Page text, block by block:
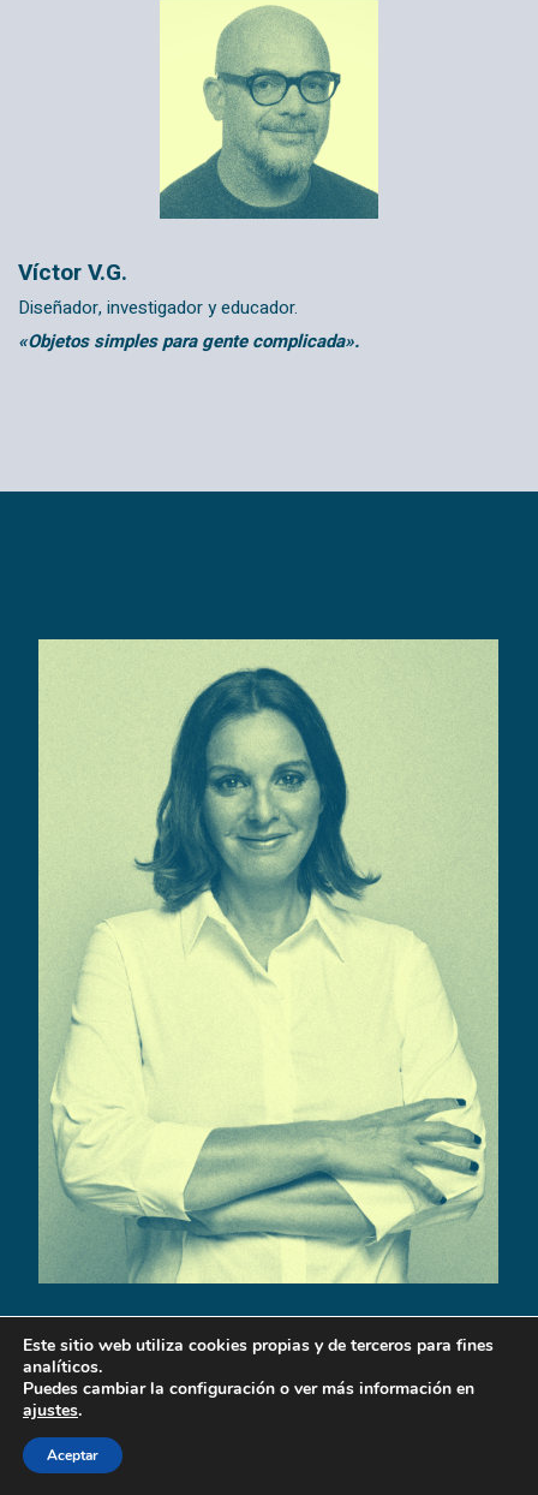
Víctor V.G.
Diseñador, investigador y educador.
«Objetos simples para gente complicada».
Ana Gea
Directora Ejecutiva en PalauGea / Directora en
Gràffica.info.
Viernes 30 de junio
Este sitio web utiliza cookies propias y de terceros para fines
analíticos.
Puedes cambiar la configuración o ver más información en
ajustes.
Aceptar